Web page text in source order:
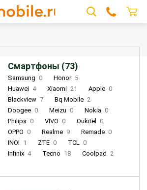
Смартфоны (73)
Samsung 0 Honor 5
Huawei 4 Xiaomi 21 Apple 0
Blackview 7 Bq Mobile 2
Doogee 0 Meizu 0 Nokia 0
Philips 0 VIVO 0 Oukitel
0
OPPO 0 Realme 9 Remade 0
INOI 1 ZTE 0 TCL 0
Infinix 4 Tecno 18 Coolpad 2